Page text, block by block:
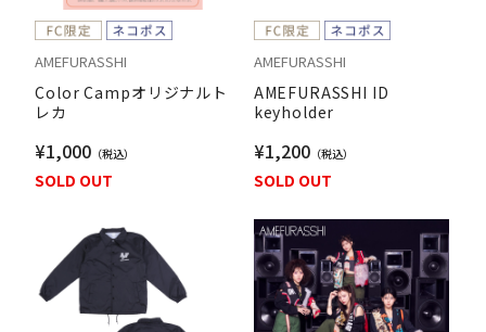
SOLD OUT
AMEFURASSHI
Color Campオリジナルト
レカ
¥1,000
SOLD OUT
AMEFURASSHI
AMEFURASSHI ID
keyholder
¥1,200